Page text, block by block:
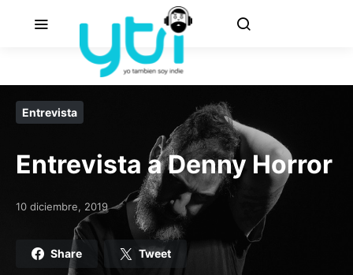
Entrevista
Entrevista a Denny Horror
Posted on
10 diciembre, 2019
Share Tweet